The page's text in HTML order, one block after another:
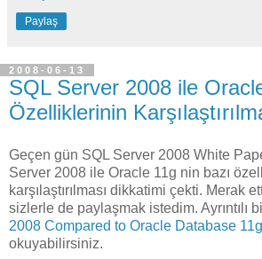
Paylaş
2008-06-13
SQL Server 2008 ile
Özelliklerinin
Geçen gün SQL Server 2008 White
Server 2008 ile Oracle 11g nin bazı
karşılaştırılması dikkatimi çekti. Merak
sizlerle de paylaşmak istedim. Ayrıntılı
2008 Compared to Oracle Database 11g
okuyabilirsiniz.